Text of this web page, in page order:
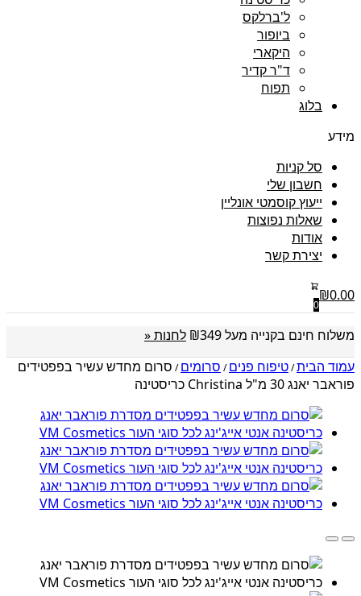
ל'ברלקס
ביופור
היקארי
ד"ר קדיר
תפוח
בלוג
מידע
סל קניות
חשבון שלי
ייעוץ קוסמטי אונליין
שאלות נפוצות
אודות
יצירת קשר
₪0.00
0
משלוח חינם בקנייה מעל ₪349
לחנות «
עמוד הבית/טיפוח פנים/ סרומים/ סרום מחדש עשיר בפפטידים
פוראבר יאנג 30 מ"ל Christina כריסטינה